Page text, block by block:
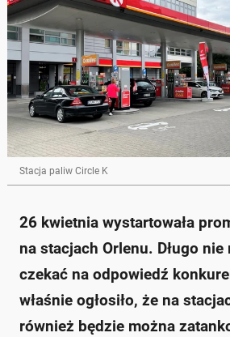
Stacja paliw Circle K
26 kwietnia wystartowała
na stacjach Orlenu. Długo
czekać na odpowiedź
właśnie ogłosiło, że na
również będzie można